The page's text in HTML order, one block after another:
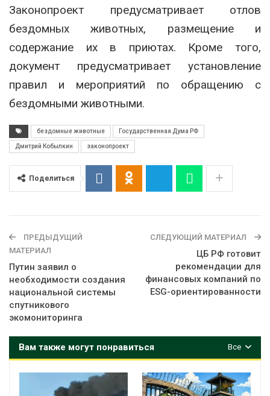
Законопроект предусматривает отлов
бездомных животных, размещение и
содержание их в приютах. Кроме того,
документ предусматривает установление
правил и мероприятий по обращению с
бездомными животными.
бездомные животные Государственная Дума РФ
Дмитрий Кобылкин законопроект
Поделиться
ПРЕДЫДУЩИЙ
МАТЕРИАЛ
Путин заявил о
необходимости создания
национальной системы
спутникового
экомониторинга
СЛЕДУЮЩИЙ МАТЕРИАЛ
ЦБ РФ готовит
рекомендации для
финансовых компаний по
ESG-ориентированности
Все
Вам также могут понравиться